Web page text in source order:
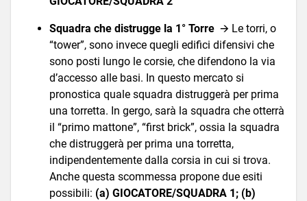
Squadra che distrugge la 1° Torre 🡪 Le torri, o
“tower”, sono invece quegli edifici difensivi che
sono posti lungo le corsie, che difendono la via
d’accesso alle basi. In questo mercato si
pronostica quale squadra distruggerà per prima
una torretta. In gergo, sarà la squadra che otterrà
il “primo mattone”, “first brick”, ossia la squadra
che distruggerà per prima una torretta,
indipendentemente dalla corsia in cui si trova.
Anche questa scommessa propone due esiti
possibili: (a) GIOCATORE/SQUADRA 1; (b)